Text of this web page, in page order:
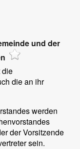
und der
die
die an ihr
werden
der Vorsitzende
sein.